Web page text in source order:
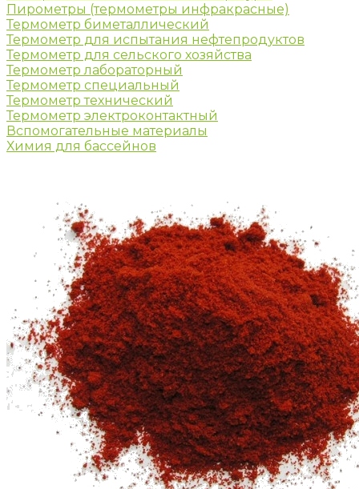
Пирометры (термометры инфракрасные)
Термометр биметаллический
Термометр для испытания нефтепродуктов
Термометр для сельского хозяйства
Термометр лабораторный
Термометр специальный
Термометр технический
Термометр электроконтактный
Вспомогательные материалы
Химия для бассейнов